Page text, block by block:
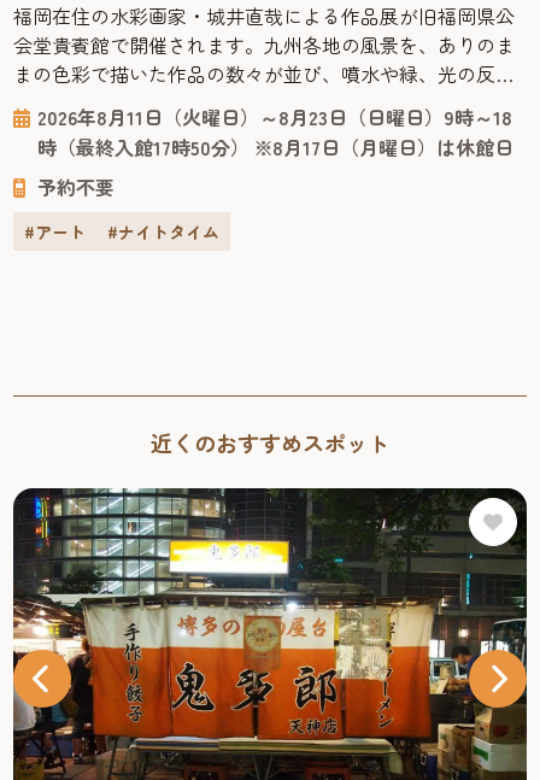
福岡在住の水彩画家・城井直哉による作品展が旧福岡県公
会堂貴賓館で開催されます。九州各地の風景を、ありのま
まの色彩で描いた作品の数々が並び、噴水や緑、光の反射
まで丁寧に再現された絵からは、その土地の空気が感じら
れます。 今回の会場となる「旧福岡県公会堂貴賓館」は、
1910年、九州沖縄八県連合共進会の迎賓館として建てら
れ、明治43年には皇族の宿泊所としても使われた歴史ある
建物です。急勾配の屋根や...
2026年8月11日（火曜日）～8月23日（日曜日）9時～18
時（最終入館17時50分） ※8月17日（月曜日）は休館日
予約不要
#アート #ナイトタイム
近くのおすすめスポット